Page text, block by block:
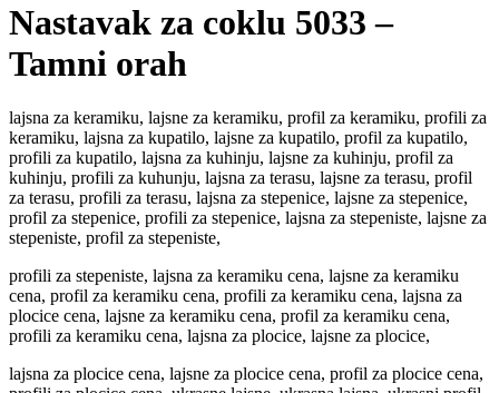
Nastavak za coklu 5033 –
Tamni orah
lajsna za keramiku, lajsne za keramiku, profil za keramiku, profili za
keramiku, lajsna za kupatilo, lajsne za kupatilo, profil za kupatilo,
profili za kupatilo, lajsna za kuhinju, lajsne za kuhinju, profil za
kuhinju, profili za kuhunju, lajsna za terasu, lajsne za terasu, profil
za terasu, profili za terasu, lajsna za stepenice, lajsne za stepenice,
profil za stepenice, profili za stepenice, lajsna za stepeniste, lajsne za
stepeniste, profil za stepeniste,
profili za stepeniste, lajsna za keramiku cena, lajsne za keramiku
cena, profil za keramiku cena, profili za keramiku cena, lajsna za
plocice cena, lajsne za keramiku cena, profil za keramiku cena,
profili za keramiku cena, lajsna za plocice, lajsne za plocice,
lajsna za plocice cena, lajsne za plocice cena, profil za plocice cena,